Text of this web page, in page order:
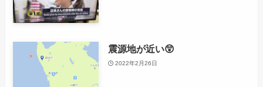
震源地が近い😲
2022年2月26日